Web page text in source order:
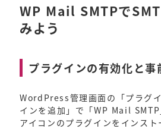
WP Mail SMTPで
みよう
プラグインの有効化と事
WordPress管理画面の「プラグ
インを追加」で「WP Mail
アイコンのプラグインをインスト